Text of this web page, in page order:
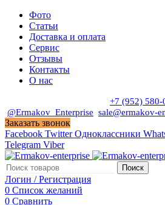
Фото
Статьи
Доставка и оплата
Сервис
Отзывы
Контакты
О нас
+7 (952) 580-
@Ermakov_Enterprise sale@ermakov-
Заказать звонок
Facebook Twitter Одноклассники
Telegram Viber
Поиск
Логин / Регистрация
0 Список желаний
0 Сравнить